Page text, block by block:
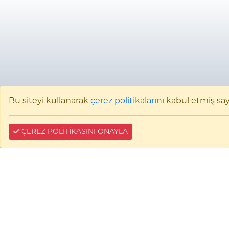
Bu siteyi kullanarak çerez politikalarını kabul etmiş
ÇEREZ POLİTİKASINI ONAYLA